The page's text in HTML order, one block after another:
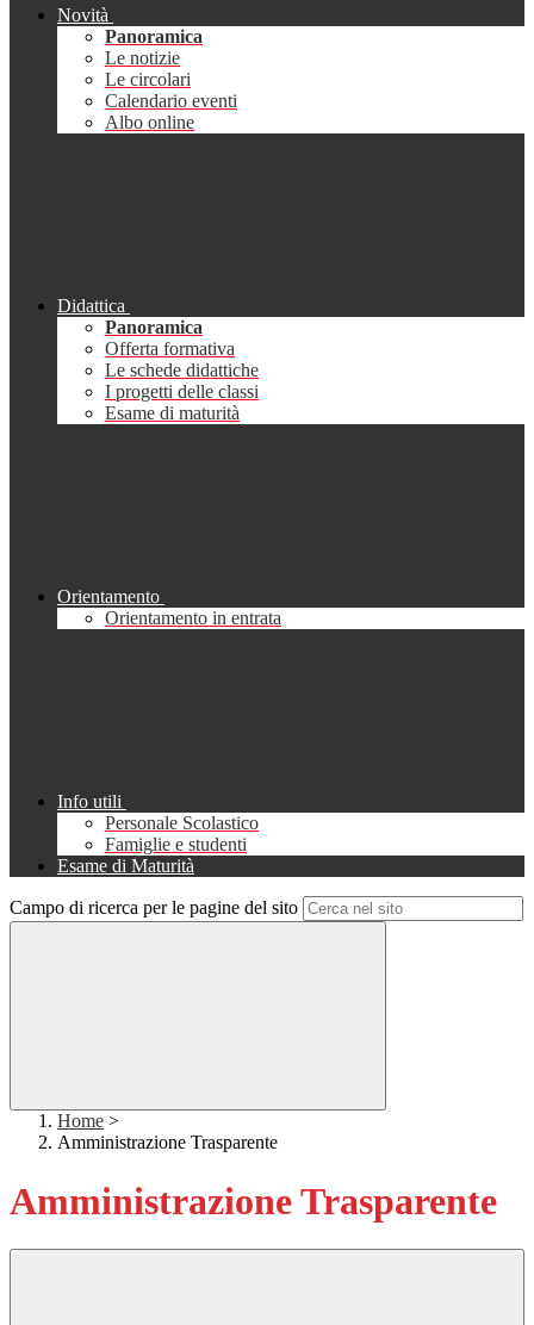
Novità
Panoramica
Le notizie
Le circolari
Calendario eventi
Albo online
Didattica
Panoramica
Offerta formativa
Le schede didattiche
I progetti delle classi
Esame di maturità
Orientamento
Orientamento in entrata
Info utili
Personale Scolastico
Famiglie e studenti
Esame di Maturità
Campo di ricerca per le pagine del sito
Home >
Amministrazione Trasparente
Amministrazione Trasparente